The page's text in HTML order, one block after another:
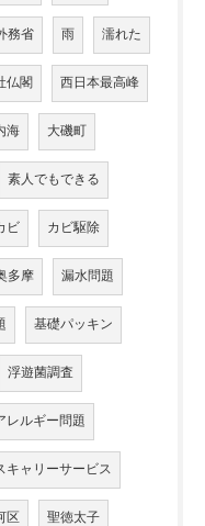
務省 雨 濡れた
仏閣 西日本最高峰
海 大磯町
素人でもできる
ビ カビ駆除
多摩 漏水問題
基礎パッキン
浮遊菌調査
レルギー問題
キャリーサービス
区 聖徳太子